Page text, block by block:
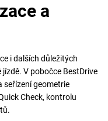
a
i dalších důležitých
V pobočce BestDrive
seřízení geometrie
Check, kontrolu